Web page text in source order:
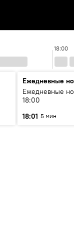
18:00
Ежедневные
Ежедневные
18:00
18:01 5 мин